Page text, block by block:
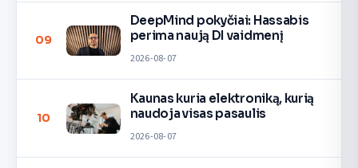
09
DeepMind pokyčiai: Hassabis
perima naują DI vaidmenį
2026-08-07
10
Kaunas kuria elektroniką, kurią
naudoja visas pasaulis
2026-08-07